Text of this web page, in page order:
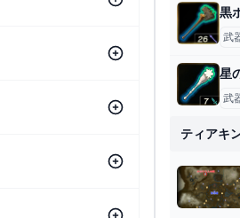
武
星
武
ティアキ